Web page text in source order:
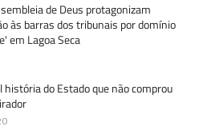
de Deus protagonizam
às barras dos tribunais por domínio
em Lagoa Seca
história do Estado que não comprou